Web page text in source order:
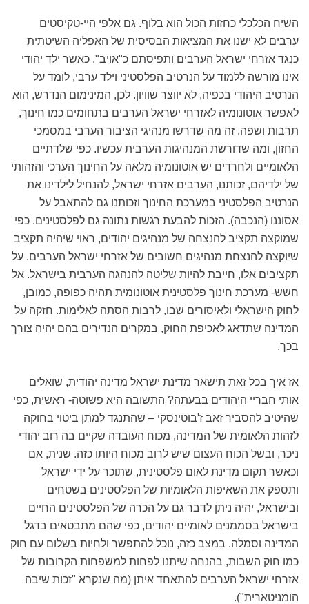
השיח הכלכלי כחזות הכול הוא בלוף. גם אלפי היי-טקיסטים
ערבים לא ישנו את המציאות הבסיסית של האפליה השיטתית
כנגד אזרחי ישראל הערבים ותפיסתם כ"אויב". כאשר ילד יהודי
אינו מורשה ללמוד על הנרטיב הפלסטיני וילד ערבי, לומד על
הנרטיב היהודי בכפיה, לא יווצר שוויון. לכן, המינימום הנדרש, הוא
לאפשר אוטונומיה לאזרחי ישראל הערבים בתחומים כמו חינוך,
תרבות ושפה. זה מה שדרשו מנהיגי הציבור הערבי במסמכי
החזון, ומה שדורשת המנהיגות הערבית עכשיו. כפי שלדתיים
הלאומיים ולחרדים יש אוטונומיה מלאה על החינוך הערכי והזהותי
של ילדיהם, זכותנו, הערבים אזרחי ישראל, להנחיל לילדינו את
הנרטיב הפלסטיני במערכת החינוך וזכותנו גם להתאבל על
אסוננו (הנכבה). הזכות להבעת רגשות נתונה גם לפלסטינים. כפי
שמוקצה תקציב להנצחה של מנהיגים יהודים, ראוי שיהיה תקציב
שיוקצה להנצחת מנהיגים חשובים של אזרחי ישראל הערבים. על
תקציבים אלו, חייבת להיות שליטה להנהגה הערבית בישראל. אל
חשש- מערכת חינוך פלסטינית אוטונומית תהיה כפופה, כמובן,
לחוק הישראלי ולאיסורים שבו, לרבות הסתה לאלימות. חזקה על
המדינה שתדאג לאכיפת החוק, במקרים הנדירים בהם יהיה צורך
בכך.
אז איך בכל זאת תישאר מדינת ישראל מדינה יהודית, שואלים
אותי חבריי היהודים בבעתה? התשובה היא פשוטה- ראשית, כפי
שהיטיב להסביר זאב ז'בוטינסקי – שהתנגד למתן ביטוי בחוקה
לזהות הלאומית של המדינה, מכוח העובדה שקיים בה רוב יהודי
ניכר, ובשל הכוח העצום שיש לרוב מכוח היותו כזה. שנית, אם
וכאשר תקום מדינת לאום פלסטינית, שתוכר על ידי ישראל
ותספק את השאיפות הלאומיות של הפלסטינים בשטחים
ובישראל, יהיה ניתן לדבר גם על הכרה של הפלסטינים החיים
בישראל בסממנים לאומיים יהודים, כפי שהם מתבטאים בדגל
המדינה וסמלה. במצב כזה, נוכל להתפשר ולחיות בשלום עם חוק
כמו חוק השבות, בהנחה שיתנו לפחות למשפחות הקרובות של
אזרחי ישראל הערבים להתאחד איתן (מה שנקרא "זכות שיבה
הומניטארית").